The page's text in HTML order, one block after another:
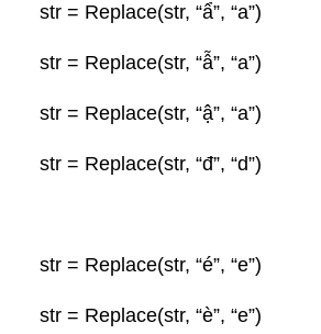
str = Replace(str, “ẩ”, “a”)
str = Replace(str, “ẫ”, “a”)
str = Replace(str, “ậ”, “a”)
str = Replace(str, “đ”, “d”)
str = Replace(str, “é”, “e”)
str = Replace(str, “è”, “e”)